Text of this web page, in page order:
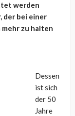
werden
der bei einer
zu halten
Dessen
ist sich
der 50
Jahre